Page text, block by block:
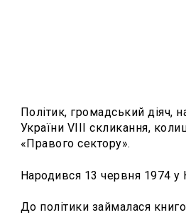
Політик, громадський діяч,
України VIII скликання,
«Правого сектору».
Народився 13 червня 1974 у
До політики займалася